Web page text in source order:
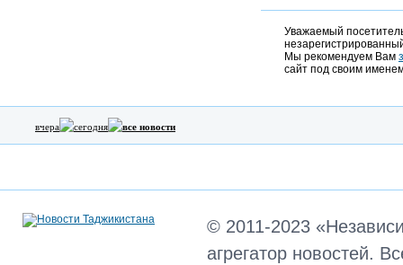
Уважаемый
Мы рекомендуем Вам
сайт под своим
вчера сегодня все новости
© 2011-2023
агрегатор новостей.